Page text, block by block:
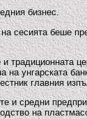
бизнес.
сесията беше
традиционната
на унгарската
главния
и средни
на